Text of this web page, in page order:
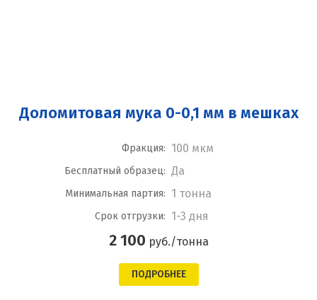
Доломитовая мука 0-0,1 мм в мешках
Фракция: 100 мкм
Бесплатный образец: Да
Минимальная партия: 1 тонна
Срок отгрузки: 1-3 дня
2 100 руб./тонна
ПОДРОБНЕЕ